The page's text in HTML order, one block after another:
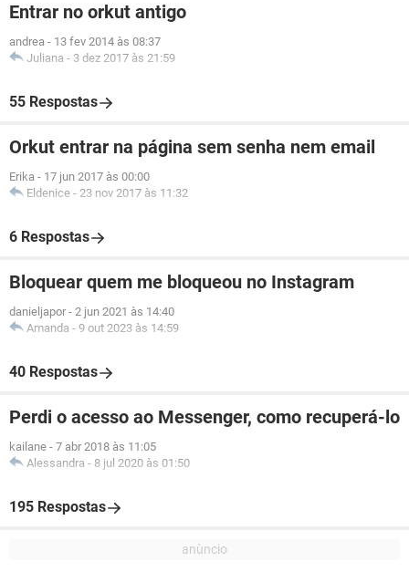
Entrar no orkut antigo
andrea - 13 fev 2014 às 08:37
Juliana - 3 dez 2017 às 21:59
55 Respostas
Orkut entrar na página sem senha nem email
Erika - 17 jun 2017 às 00:00
Eldenice - 23 nov 2017 às 11:32
6 Respostas
Bloquear quem me bloqueou no Instagram
danieljapor - 2 jun 2021 às 14:40
Amanda - 9 out 2023 às 14:59
40 Respostas
Perdi o acesso ao Messenger, como recuperá-lo
kailane - 7 abr 2018 às 11:05
Alessandra - 8 jul 2020 às 01:50
195 Respostas